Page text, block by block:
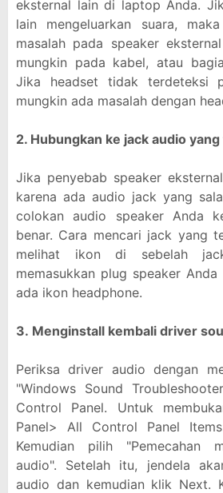
eksternal lain di laptop Anda.
lain mengeluarkan suara,
masalah pada speaker
mungkin pada kabel, atau
Jika headset tidak terdeteksi
mungkin ada masalah dengan
2. Hubungkan ke jack audio
Jika penyebab speaker
karena ada audio jack yang
colokan audio speaker Anda
benar. Cara mencari jack yang
melihat ikon di sebelah
memasukkan plug speaker
ada ikon headphone.
3. Menginstall kembali driver
Periksa driver audio dengan
"Windows Sound
Control Panel. Untuk
Panel> All Control Panel
Kemudian pilih "Pemecahan
audio". Setelah itu, jendela
audio dan kemudian klik Next.